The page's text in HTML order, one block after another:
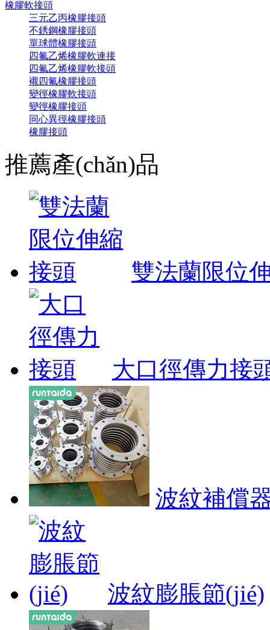
橡膠軟接頭
三元乙丙橡膠接頭
不銹鋼橡膠接頭
單球體橡膠接頭
四氟乙烯橡膠軟連接
四氟乙烯橡膠軟接頭
襯四氟橡膠接頭
變徑橡膠軟接頭
變徑橡膠接頭
同心異徑橡膠接頭
橡膠接頭
推薦產(chǎn)品
雙法蘭限位
大口徑傳力接
波紋補償
波紋膨脹節(jié)